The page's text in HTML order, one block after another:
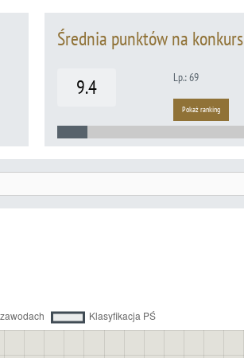
Średnia punktów na konkurs
9.4
Lp.: 69
Pokaż ranking